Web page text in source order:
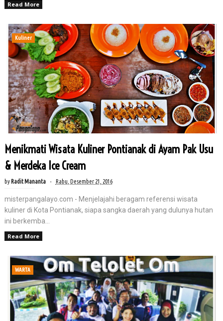
Read More
Kuliner
Menikmati Wisata Kuliner Pontianak di Ayam Pak Usu
& Merdeka Ice Cream
by Radit Mananta Rabu, Desember 21, 2016
misterpangalayo.com - Menjelajahi beragam referensi wisata
kuliner di Kota Pontianak, siapa sangka daerah yang dulunya hutan
ini berkemba...
Read More
WARTA